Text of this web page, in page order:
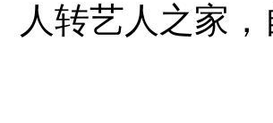
人转艺人之家